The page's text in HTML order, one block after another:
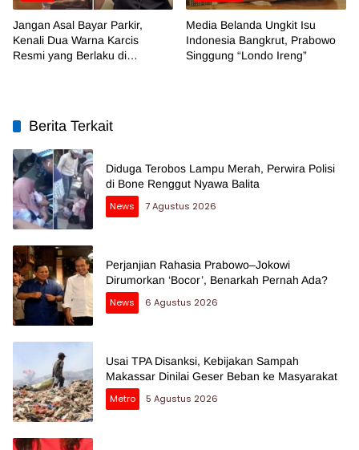
Jangan Asal Bayar Parkir,
Kenali Dua Warna Karcis
Resmi yang Berlaku di
Media Belanda Ungkit Isu
Indonesia Bangkrut, Prabowo
Singgung “Londo Ireng”
Berita Terkait
Diduga Terobos Lampu Merah, Perwira Polisi
di Bone Renggut Nyawa Balita
News
7 Agustus 2026
Perjanjian Rahasia Prabowo–Jokowi
Dirumorkan ‘Bocor’, Benarkah Pernah Ada?
News
6 Agustus 2026
Usai TPA Disanksi, Kebijakan Sampah
Makassar Dinilai Geser Beban ke Masyarakat
Metro
5 Agustus 2026